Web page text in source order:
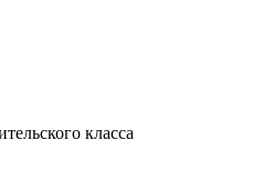
класса